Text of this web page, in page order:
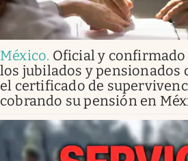
México. Oficial y confirmado
los jubilados y pensionados
el certificado de
cobrando su pensión en